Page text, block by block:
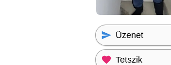
Üzenet
Tetszik